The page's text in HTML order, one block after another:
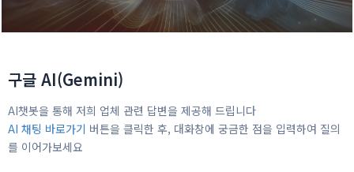
구글 AI(Gemini)
AI챗봇을 통해 저희 업체 관련 답변을 제공해 드립니다
AI 채팅 바로가기 버튼을 클릭한 후, 대화창에 궁금한 점을 입력하여 질의
를 이어가보세요